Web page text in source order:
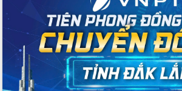
Quyết liệt cải cách hành chính, khơi
thông nguồn lực phát triển
Nâng cao hiệu lực, hiệu quả HĐND
tỉnh thông qua hiện đại hóa hành chính
Xã Ea Phê gắn cải cách hành chính với
chuyển đổi số